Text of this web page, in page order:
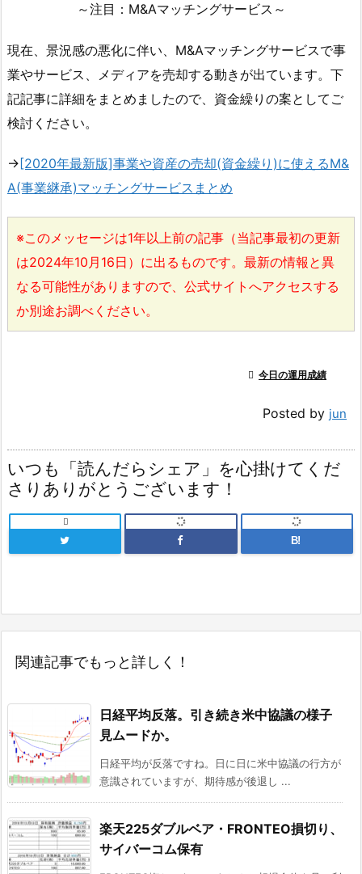
～注目：M&Aマッチングサービス～
現在、景況感の悪化に伴い、M&Aマッチングサービスで事
業やサービス、メディアを売却する動きが出ています。下
記記事に詳細をまとめましたので、資金繰りの案としてご
検討ください。
→ [2020年最新版]事業や資産の売却(資金繰り)に使えるM&
A(事業継承)マッチングサービスまとめ
※このメッセージは1年以上前の記事（当記事最初の更新
は2024年10月16日）に出るものです。最新の情報と異
なる可能性がありますので、公式サイトへアクセスする
か別途お調べください。
 今日の運用成績
Posted by jun
いつも「読んだらシェア」を心掛けてくだ
さりありがとうございます！

B!
関連記事でもっと詳しく！
日経平均反落。引き続き米中協議の様子
見ムードか。
日経平均が反落ですね。日に日に米中協議の行方が
意識されていますが、期待感が後退し ...
楽天225ダブルベア・FRONTEO損切り、
サイバーコム保有